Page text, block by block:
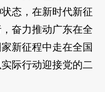
态，在新时代新征
奋力推动广东在全
新征程中走在全国
际行动迎接党的二